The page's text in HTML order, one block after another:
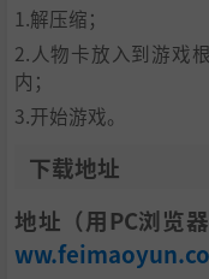
1.解压缩；
2.人物卡放入到游戏
内；
3.开始游戏。
下载地址
地址（用PC浏览